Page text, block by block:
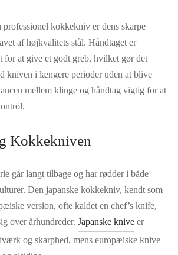
kokkekniv er dens skarpe
af højkvalitets stål. Håndtaget er
for at give et godt greb, hvilket gør det
kniven i længere perioder uden at blive
mellem klinge og håndtag vigtig for at
Kokkekniven
går langt tilbage og har rødder i både
Den japanske kokkekniv, kendt som
version, ofte kaldet en chef’s knife,
over århundreder. Japanske knive er
og skarphed, mens europæiske knive